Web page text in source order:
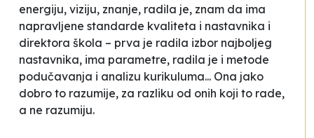
energiju, viziju, znanje, radila je, znam da ima
napravljene standarde kvaliteta i nastavnika i
direktora škola – prva je radila izbor najboljeg
nastavnika, ima parametre, radila je i metode
podučavanja i analizu kurikuluma... Ona jako
dobro to razumije, za razliku od onih koji to rade,
a ne razumiju.